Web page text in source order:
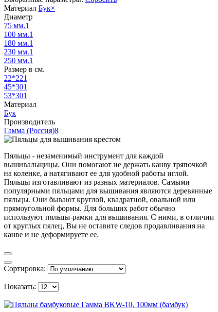
Материал Бук×
Диаметр
75 мм.1
100 мм.1
180 мм.1
230 мм.1
250 мм.1
Размер в см.
22*221
45*301
53*301
Материал
Бук
Производитель
Гамма (Россия)8
Пяльцы - незаменимый инструмент для каждой
вышивальщицы. Они помогают не держать канву тряпочкой
на коленке, а натягивают ее для удобной работы иглой.
Пяльцы изготавливают из разных материалов. Самыми
популярными пяльцами для вышивания являются деревянные
пяльцы. Они бывают круглой, квадратной, овальной или
прямоугольной формы. Для больших работ обычно
используют пяльцы-рамки для вышивания. С ними, в отличии
от круглых пялец, Вы не оставите следов продавливания на
канве и не деформируете ее.
Сортировка:
Показать: